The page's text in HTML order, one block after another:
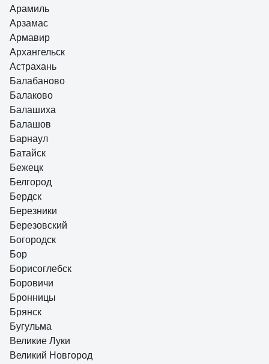
Арамиль
Арзамас
Армавир
Архангельск
Астрахань
Балабаново
Балаково
Балашиха
Балашов
Барнаул
Батайск
Бежецк
Белгород
Бердск
Березники
Березовский
Богородск
Бор
Борисоглебск
Боровичи
Бронницы
Брянск
Бугульма
Великие Луки
Великий Новгород